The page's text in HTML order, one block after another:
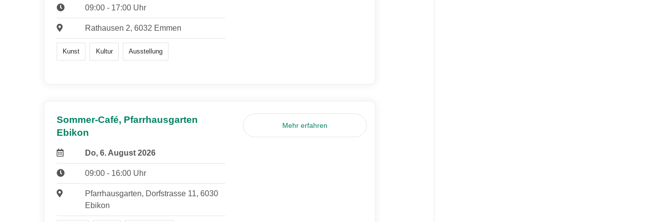
09:00 - 17:00 Uhr
Rathausen 2, 6032 Emmen
Kunst Kultur Ausstellung
Sommer-Café, Pfarrhausgarten
Ebikon
Do, 6. August 2026
09:00 - 16:00 Uhr
Pfarrhausgarten, Dorfstrasse 11, 6030
Ebikon
Mehr erfahren